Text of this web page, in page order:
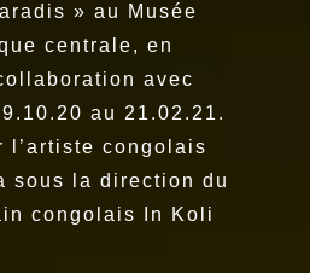
» au Musée
centrale, en
avec
au 21.02.21.
l’artiste congolais
sous la direction du
congolais In Koli